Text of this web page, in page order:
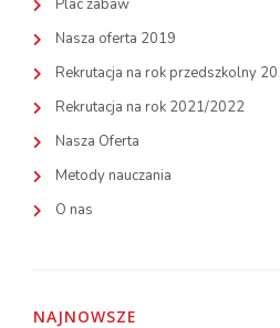
Plac zabaw
Nasza oferta 2019
Rekrutacja na rok przedszkolny
Rekrutacja na rok 2021/2022
Nasza Oferta
Metody nauczania
O nas
NAJNOWSZE